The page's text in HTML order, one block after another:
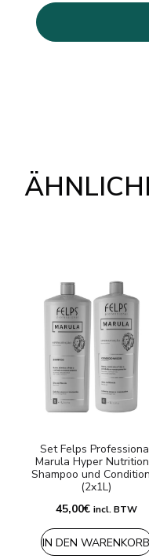
Set Felps
Marula Hyper
Shampoo und
(2x1L)
45,00€ incl. BTW
IN DEN WARENKORB